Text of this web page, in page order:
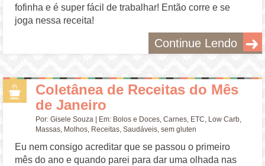
fofinha e é super fácil de trabalhar! Então corre e se
joga nessa receita!
Continue Lendo
Coletânea de Receitas do Mês
de Janeiro
Por:Gisele Souza | Em: Bolos e Doces,Carnes, ETC, Low Carb,
Massas, Molhos, Receitas,Saudáveis,sem gluten
Eu nem consigo acreditar que se passou o primeiro
mês do ano e quando parei para dar uma olhada nas